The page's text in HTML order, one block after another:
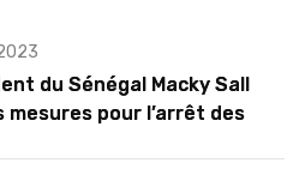
du Sénégal Macky Sall
mesures pour l’arrêt des